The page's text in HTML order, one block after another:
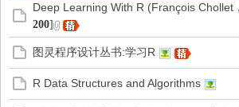
Deep Learning With R (François Chollet
200]
图灵程序设计丛书:学习R
R Data Structures and Algorithms